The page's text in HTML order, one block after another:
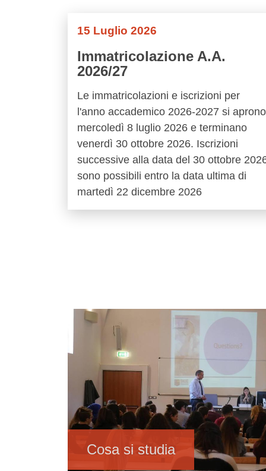
15 Luglio 2026
Immatricolazione A.A.
2026/27
Le immatricolazioni e iscrizioni per
l'anno accademico 2026-2027 si aprono
mercoledì 8 luglio 2026 e terminano
venerdì 30 ottobre 2026. Iscrizioni
successive alla data del 30 ottobre
sono possibili entro la data ultima di
martedì 22 dicembre 2026
Immagine
Cosa si studia